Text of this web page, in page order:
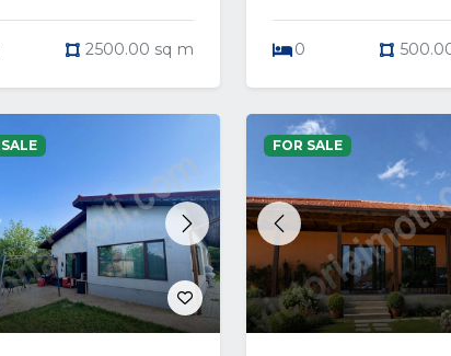
2500.00 sq m 0
Next Previous
FOR SALE